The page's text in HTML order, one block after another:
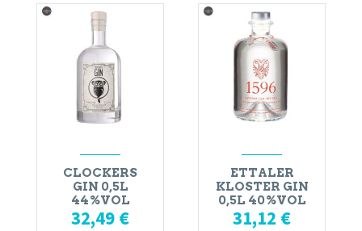
CLOCKERS
GIN 0,5L
44%VOL
32,49 €
ETTALER
KLOSTER GIN
0,5L 40%VOL
31,12 €